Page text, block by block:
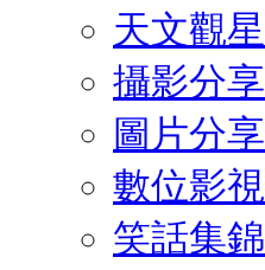
天文觀星
攝影分享
圖片分享
數位影視
笑話集錦